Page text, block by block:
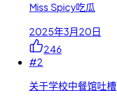
Miss Spicy吃瓜
2025年3月20日
246
#2
关于学校中餐馆吐槽